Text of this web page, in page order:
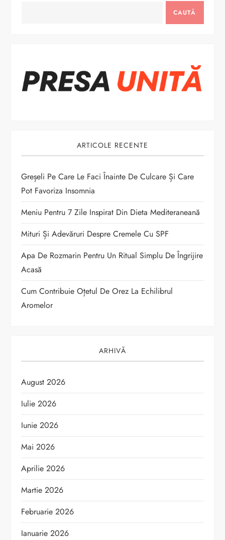
e
î
r
t
i
c
o
l
e
CAUTĂ
ARTICOLE RECENTE
Greșeli Pe Care Le Faci Înainte De Culcare Și Care
Pot Favoriza Insomnia
Meniu Pentru 7 Zile Inspirat Din Dieta Mediteraneană
Mituri Și Adevăruri Despre Cremele Cu SPF
Apa De Rozmarin Pentru Un Ritual Simplu De Îngrijire
Acasă
Cum Contribuie Oțetul De Orez La Echilibrul
Aromelor
ARHIVĂ
August 2026
Iulie 2026
Iunie 2026
Mai 2026
Aprilie 2026
Martie 2026
Februarie 2026
Ianuarie 2026